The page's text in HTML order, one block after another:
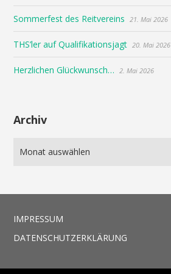
Sommerfest des Reitvereins 21. Mai 2026
THS’ler auf Qualifikationsjagt 20. Mai 2026
Herzlichen Glückwunsch… 2. Mai 2026
Archiv
IMPRESSUM
DATENSCHUTZERKLÄRUNG